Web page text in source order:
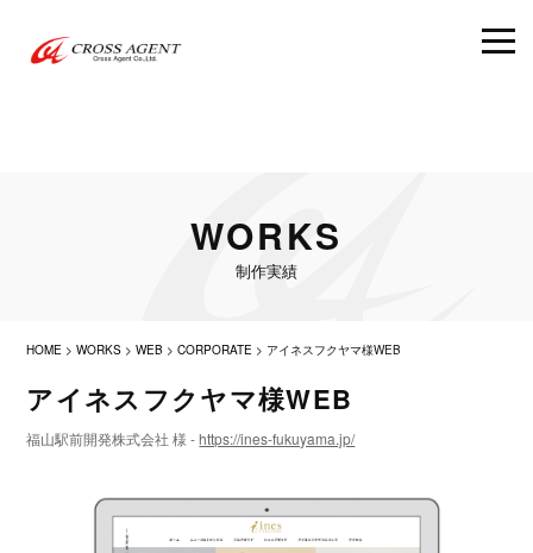
WORKS
制作実績
HOME >WORKS >WEB >CORPORATE > アイネスフクヤマ様WEB
アイネスフクヤマ様WEB
福山駅前開発株式会社 様 -https://ines-fukuyama.jp/